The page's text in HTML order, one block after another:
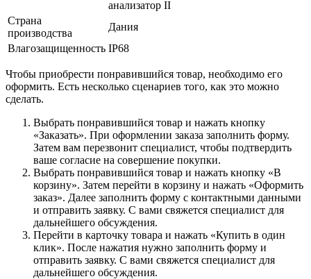
анализатор II
Страна
производства
Дания
Влагозащищенность IP68
Чтобы приобрести понравившийся товар, необходимо его
оформить. Есть несколько сценариев того, как это можно
сделать.
Выбрать понравившийся товар и нажать кнопку
«Заказать». При оформлении заказа заполнить форму.
Затем вам перезвонит специалист, чтобы подтвердить
ваше согласие на совершение покупки.
Выбрать понравившийся товар и нажать кнопку «В
корзину». Затем перейти в корзину и нажать «Оформить
заказ». Далее заполнить форму с контактными данными
и отправить заявку. С вами свяжется специалист для
дальнейшего обсуждения.
Перейти в карточку товара и нажать «Купить в один
клик». После нажатия нужно заполнить форму и
отправить заявку. С вами свяжется специалист для
дальнейшего обсуждения.